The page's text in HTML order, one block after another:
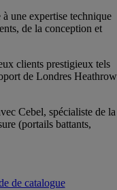
une expertise technique
de la conception et
clients prestigieux tels
de Londres Heathrow
Cebel, spécialiste de la
(portails battants,
de catalogue